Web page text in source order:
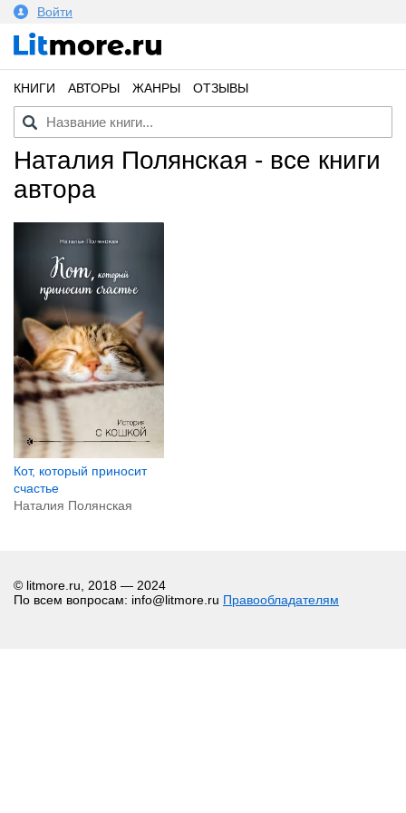
Войти
КНИГИ АВТОРЫ ЖАНРЫ ОТЗЫВЫ
Наталия Полянская - все книги
автора
Кот, который приносит
счастье
Наталия Полянская
© litmore.ru, 2018 — 2024
По всем вопросам: info@litmore.ru Правообладателям